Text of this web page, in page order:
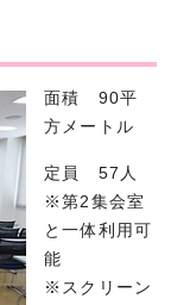
面積 90平
方メートル
定員 57人
※第2集会室
と一体利用可
能
※スクリーン